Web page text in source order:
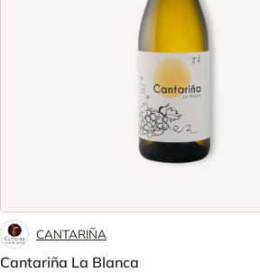
CANTARIÑA
Cantariña La Blanca